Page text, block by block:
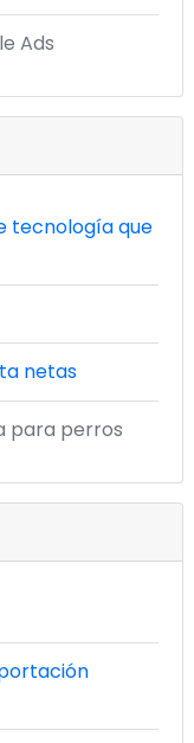
Ads
tecnología que
netas
para perros